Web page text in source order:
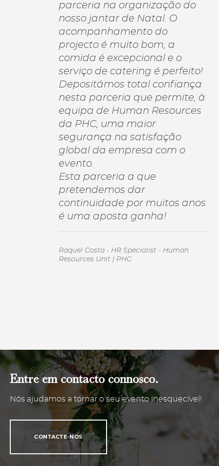
parceria na organização do
nosso jantar de Natal. O
acompanhamento do
projecto é muito bom, a
comida é excepcional e o
serviço de catering é perfeito!
Depositámos total confiança
nesta parceria que permite, à
equipa de Human Resources
da PHC, uma maior
segurança na satisfação
global da empresa com o
evento.
Esta parceria a que
pretendemos dar
continuidade por muitos anos
é uma aposta ganha!
Raquel Costa - HR Specialist - Human
Resources Unit | PHC
Entre em contacto connosco.
Nós ajudamos a tornar o seu evento inesquecível!
CONTACTE-NOS